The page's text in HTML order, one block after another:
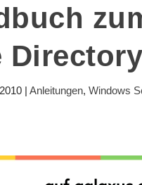
| Anleitungen, Windows